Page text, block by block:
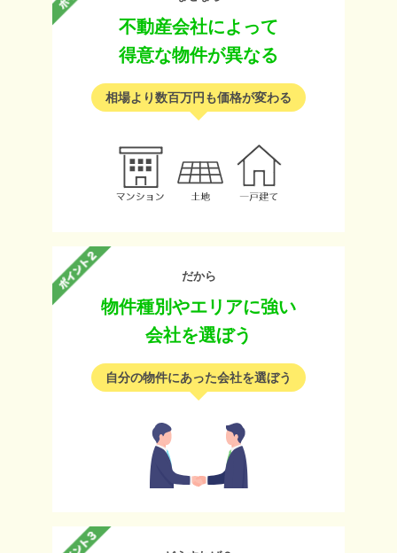
不動産会社によって
得意な物件が異なる
相場より数百万円も価格が変わる
だから
物件種別やエリアに強い
会社を選ぼう
自分の物件にあった会社を選ぼう